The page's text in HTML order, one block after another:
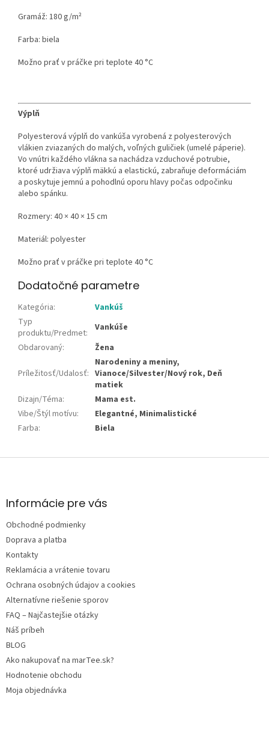
Gramáž: 180 g/m²
Farba: biela
Možno prať v práčke pri teplote 40 °C
Výplň
Polyesterová výplň do vankúša vyrobená z polyesterových
vlákien zviazaných do malých, voľných guličiek (umelé páperie).
Vo vnútri každého vlákna sa nachádza vzduchové potrubie,
ktoré udržiava výplň mäkkú a elastickú, zabraňuje deformáciám
a poskytuje jemnú a pohodlnú oporu hlavy počas odpočinku
alebo spánku.
Rozmery: 40 × 40 × 15 cm
Materiál: polyester
Možno prať v práčke pri teplote 40 °C
Dodatočné parametre
Kategória:
Vankúš
Typ
produktu/Predmet:
Vankúše
Obdarovaný: Žena
Príležitosť/Udalosť:
Narodeniny a meniny,
Vianoce/Silvester/Nový rok, Deň
matiek
Dizajn/Téma:
Mama est.
Vibe/Štýl motívu:
Elegantné, Minimalistické
Farba: Biela
Z
ä
e
Informácie pre vás
Obchodné podmienky
Doprava a platba
Kontakty
Reklamácia a vrátenie tovaru
Ochrana osobných údajov a cookies
Alternatívne riešenie sporov
FAQ – Najčastejšie otázky
Náš príbeh
BLOG
Ako nakupovať na marTee.sk?
Hodnotenie obchodu
Moja objednávka